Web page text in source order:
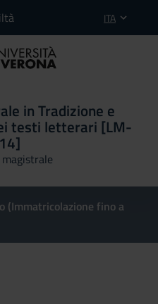
ITA
in Tradizione e
testi letterari [LM-
14]
(Immatricolazione fino a